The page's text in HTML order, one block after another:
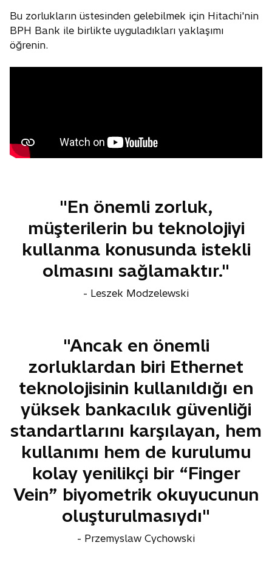
Bu zorlukların üstesinden gelebilmek için Hitachi'nin
BPH Bank ile birlikte uyguladıkları yaklaşımı
öğrenin.
"En önemli zorluk,
müşterilerin bu teknolojiyi
kullanma konusunda istekli
olmasını sağlamaktır."
- Leszek Modzelewski
"Ancak en önemli
zorluklardan biri Ethernet
teknolojisinin kullanıldığı en
yüksek bankacılık güvenliği
standartlarını karşılayan, hem
kullanımı hem de kurulumu
kolay yenilikçi bir “Finger
Vein” biyometrik okuyucunun
oluşturulmasıydı"
- Przemyslaw Cychowski